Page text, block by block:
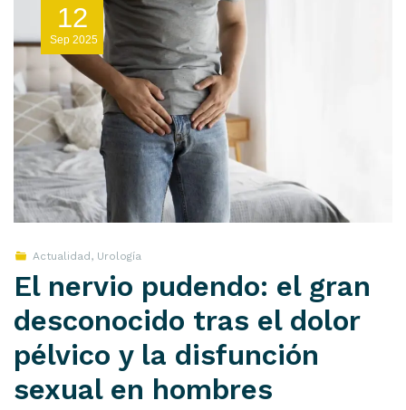
12
Sep 2025
Actualidad , Urología
El nervio pudendo: el gran
desconocido tras el dolor
pélvico y la disfunción
sexual en hombres